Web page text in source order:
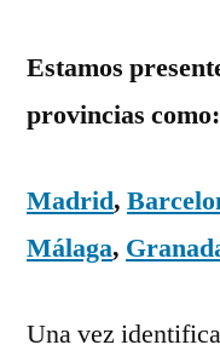
Estamos
provincias como:
Madrid,
Málaga,
Una vez